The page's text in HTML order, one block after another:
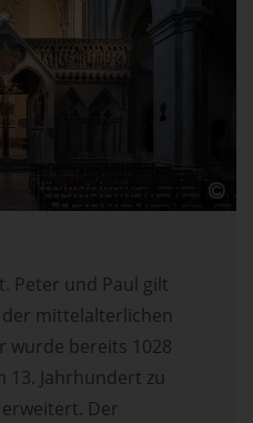
Peter und Paul gilt
der mittelalterlichen
wurde bereits 1028
Jahrhundert zu
Der